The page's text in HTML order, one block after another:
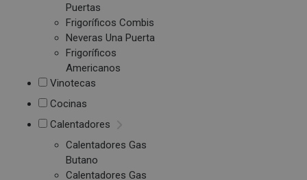
Puertas
Frigoríficos Combis
Neveras Una Puerta
Frigoríficos
Americanos
Vinotecas
Cocinas
Calentadores
Calentadores Gas
Butano
Calentadores Gas